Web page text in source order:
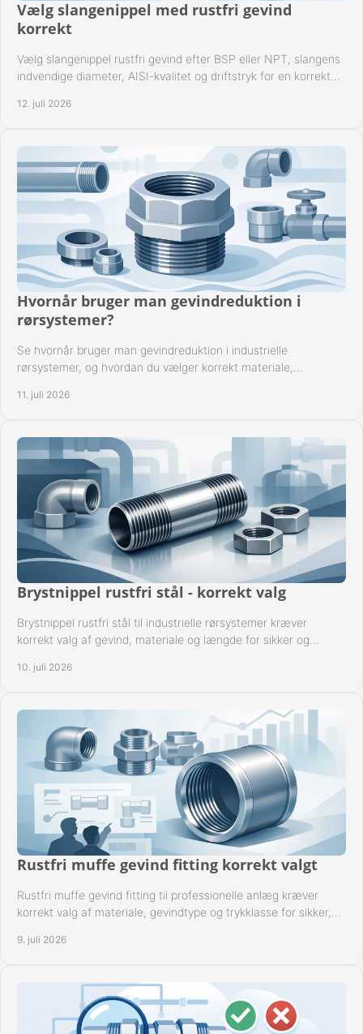
Vælg slangenippel med rustfri gevind
korrekt
Vælg slangenippel rustfri gevind efter BSP eller NPT, slangens
indvendige diameter, AISI-kvalitet og driftstryk for en korrekt
12. juli 2026
Hvornår bruger man gevindreduktion i
rørsystemer?
Se hvornår bruger man gevindreduktion i industrielle
rørsystemer, og hvordan du vælger korrekt materiale,
11. juli 2026
Brystnippel rustfri stål - korrekt valg
Brystnippel rustfri stål til industrielle rørsystemer kræver
korrekt valg af gevind, materiale og længde for sikker og
10. juli 2026
Rustfri muffe gevind fitting korrekt valgt
Rustfri muffe gevind fitting til professionelle anlæg kræver
korrekt valg af materiale, gevindtype og trykklasse for sikker,
9. juli 2026